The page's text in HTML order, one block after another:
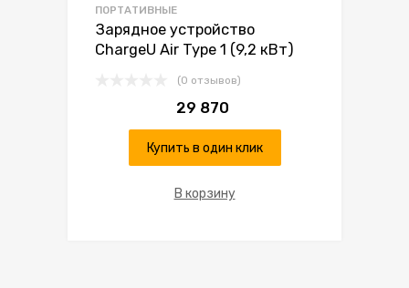
ПОРТАТИВНЫЕ
Зарядное устройство
ChargeU Air Type 1 (9,2 кВт)
(0 отзывов)
29 870
Купить в один клик
В корзину